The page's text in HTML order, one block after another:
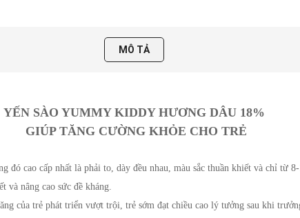
MÔ TẢ
YẾN SÀO YUMMY KIDDY HƯƠNG DÂU 18%
GIÚP TĂNG CƯỜNG KHỎE CHO TRẺ
đó cao cấp nhất là phải to, dày đều nhau, màu sắc thuần khiết và chỉ từ
và nâng cao sức đề kháng.
của trẻ phát triển vượt trội, trẻ sớm đạt chiều cao lý tưởng sau khi